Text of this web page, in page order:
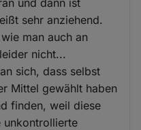
sehr anziehend.
man auch an
nicht...
sich, dass selbst
Mittel gewählt haben
finden, weil diese
unkontrollierte